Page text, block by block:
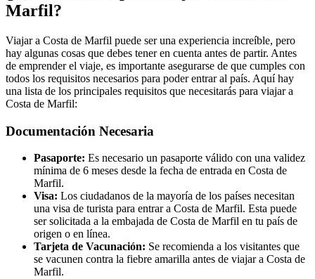
Marfil?
Viajar a Costa de Marfil puede ser una experiencia increíble, pero
hay algunas cosas que debes tener en cuenta antes de partir. Antes
de emprender el viaje, es importante asegurarse de que cumples con
todos los requisitos necesarios para poder entrar al país. Aquí hay
una lista de los principales requisitos que necesitarás para viajar a
Costa de Marfil:
Documentación Necesaria
Pasaporte: Es necesario un pasaporte válido con una validez
mínima de 6 meses desde la fecha de entrada en Costa de
Marfil.
Visa: Los ciudadanos de la mayoría de los países necesitan
una visa de turista para entrar a Costa de Marfil. Esta puede
ser solicitada a la embajada de Costa de Marfil en tu país de
origen o en línea.
Tarjeta de Vacunación: Se recomienda a los visitantes que
se vacunen contra la fiebre amarilla antes de viajar a Costa de
Marfil.